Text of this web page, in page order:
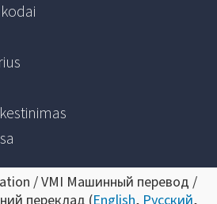
/ VMI Машинный перевод /